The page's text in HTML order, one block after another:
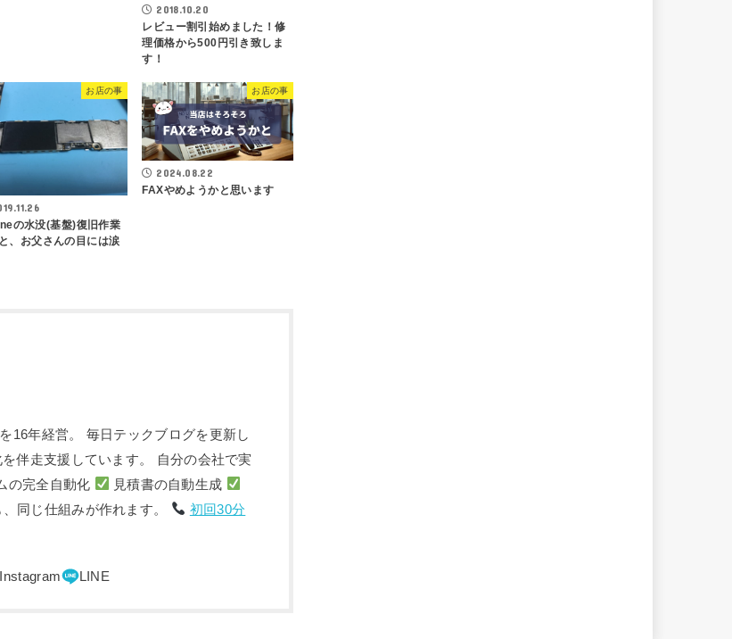
2018.10.20
レビュー割引始めました！修
理価格から500円引き致しま
す！
お店の事
の水没(基盤)復旧作業
、お父さんの目には涙
お店の事
2024.08.22
FAXやめようかと思います
16年経営。 毎日テックブログを更新し
伴走支援しています。 自分の会社で実
の完全自動化
見積書の自動生成
同じ仕組みが作れます。
初回30分